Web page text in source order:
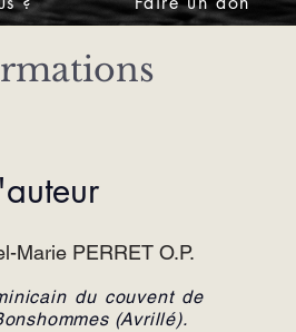
Marie PERRET O.P.
du couvent de
(Avrillé).